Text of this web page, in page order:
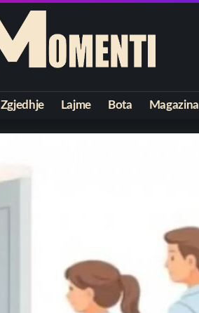
Zgjedhje Lajme Bota Magazina